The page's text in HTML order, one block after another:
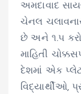
અમદાવાદ
ચેનલ
છે અને ૧.૫
માહિતી
દેશમાં એક
વિદ્યાર્થીઓ,